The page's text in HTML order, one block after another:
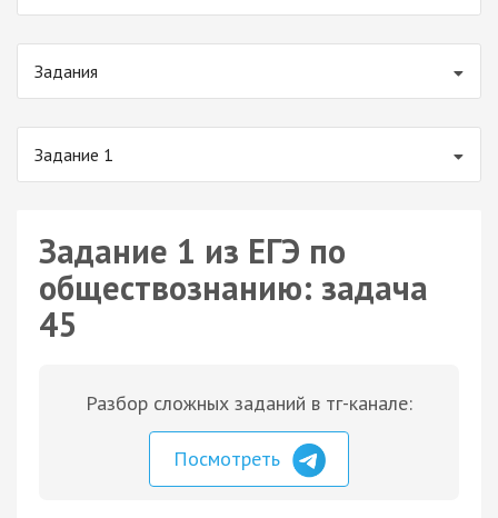
Задания
Задание 1
Задание 1 из ЕГЭ по
обществознанию: задача
45
Разбор сложных заданий в тг-канале:
Посмотреть